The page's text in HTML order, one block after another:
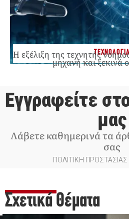
Η εξέλιξη της τεχνητής
μηχανή και ξεκινά
Εγγραφείτε
μας
Λάβετε καθημερινά τα
σας
ΠΟΛΙΤΙΚΗ
Σχετικά Θέματα